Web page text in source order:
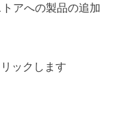
アへの製品の追加
ックします